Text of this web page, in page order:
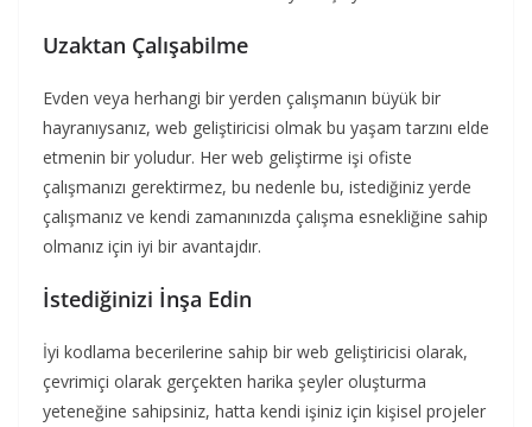
Uzaktan Çalışabilme
Evden veya herhangi bir yerden çalışmanın büyük bir
hayranıysanız, web geliştiricisi olmak bu yaşam tarzını elde
etmenin bir yoludur. Her web geliştirme işi ofiste
çalışmanızı gerektirmez, bu nedenle bu, istediğiniz yerde
çalışmanız ve kendi zamanınızda çalışma esnekliğine sahip
olmanız için iyi bir avantajdır.
İstediğinizi İnşa Edin
İyi kodlama becerilerine sahip bir web geliştiricisi olarak,
çevrimiçi olarak gerçekten harika şeyler oluşturma
yeteneğine sahipsiniz, hatta kendi işiniz için kişisel projeler